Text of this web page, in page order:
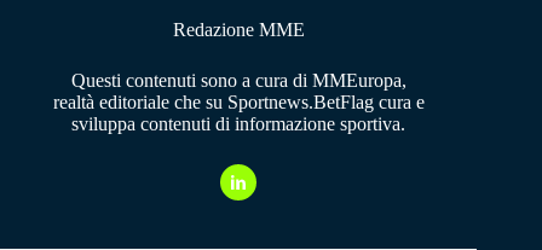
Redazione MME
Questi contenuti sono a cura di MMEuropa,
realtà editoriale che su Sportnews.BetFlag cura e
sviluppa contenuti di informazione sportiva.